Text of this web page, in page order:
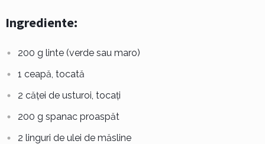
Ingrediente:
200 g linte (verde sau maro)
1 ceapă, tocată
2 căței de usturoi, tocați
200 g spanac proaspăt
2 linguri de ulei de măsline